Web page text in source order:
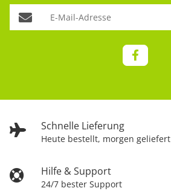
Schnelle Lieferung
Heute bestellt, morgen geliefert
Hilfe & Support
24/7 bester Support